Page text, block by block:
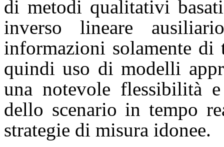
di metodi qualitativi
inverso lineare
informazioni solamente
quindi uso di modelli
una notevole flessibilità
dello scenario in tempo
strategie di misura idonee.